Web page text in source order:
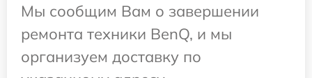
Мы сообщим Вам о завершении
ремонта техники BenQ, и мы
организуем доставку по